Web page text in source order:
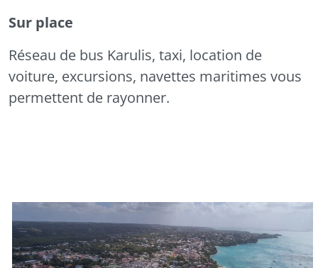
Sur place
Réseau de bus Karulis, taxi, location de
voiture, excursions, navettes maritimes vous
permettent de rayonner.